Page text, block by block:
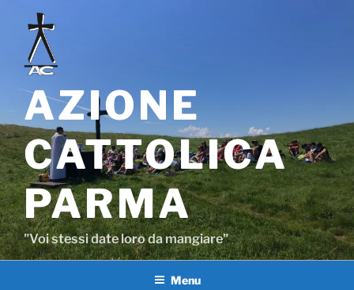
contenuto
AZIONE
CATTOLICA
PARMA
"Voi stessi date loro da mangiare"
Menu